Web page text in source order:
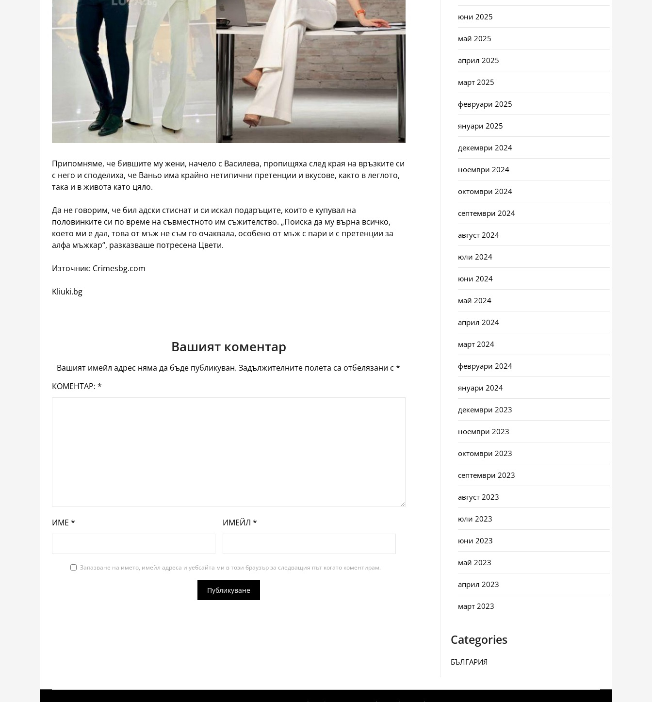
Припомняме, че бившите му жени, начело с Василева, пропищяха след края на връзките си
с него и споделиха, че Ваньо има крайно нетипични претенции и вкусове, както в леглото,
така и в живота като цяло.
Да не говорим, че бил адски стиснат и си искал подаръците, които е купувал на
половинките си по време на съвместното им съжителство. „Поиска да му върна всичко,
което ми е дал, това от мъж не съм го очаквала, особено от мъж с пари и с претенции за
алфа мъжкар“, разказваше потресена Цвети.
Източник: Crimesbg.com
Kliuki.bg
Вашият коментар
Вашият имейл адрес няма да бъде публикуван. Задължителните полета са отбелязани с*
КОМЕНТАР: *
ИМЕ * ИМЕЙЛ *
Запазване на името, имейл адреса и уебсайта ми в този браузър за следващия път когато коментирам.
юни 2025
май 2025
април 2025
март 2025
февруари 2025
януари 2025
декември 2024
ноември 2024
октомври 2024
септември 2024
август 2024
юли 2024
юни 2024
май 2024
април 2024
март 2024
февруари 2024
януари 2024
декември 2023
ноември 2023
октомври 2023
септември 2023
август 2023
юли 2023
юни 2023
май 2023
април 2023
март 2023
Categories
БЪЛГАРИЯ